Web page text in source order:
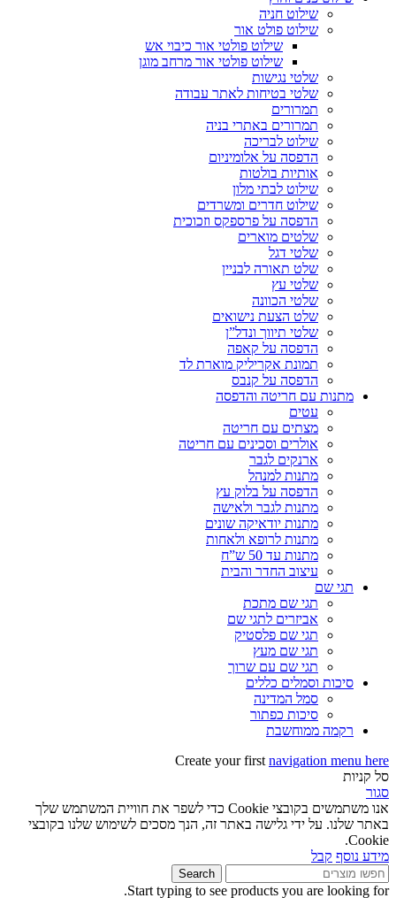
שילוט חניה
שילוט פולט אור
שילוט פולטי אור כיבוי אש
שילוט פולטי אור מרחב מוגן
שלטי נגישות
שלטי בטיחות לאתר עבודה
תמרורים
תמרורים באתרי בניה
שילוט לבריכה
הדפסה על אלומיניום
אותיות בולטות
שילוט לבתי מלון
שילוט חדרים ומשרדים
הדפסה על פרספקס וזכוכית
שלטים מוארים
שלטי דגל
שלט תאורה לבניין
שלטי עץ
שלטי הכוונה
שלט הצעת נישואים
שלטי תיווך ונדל”ן
הדפסה על קאפה
תמונת אקריליק מוארת לד
הדפסה על קנבס
מתנות עם חריטה והדפסה
עטים
מצתים עם חריטה
אולרים וסכינים עם חריטה
ארנקים לגבר
מתנות למנהל
הדפסה על בלוק עץ
מתנות לגבר ולאישה
מתנות יודאיקה שונים
מתנות לרופא ולאחות
מתנות עד 50 ש”ח
עיצוב החדר והבית
תגי שם
תגי שם מתכת
אביזרים לתגי שם
תגי שם פלסטיק
תגי שם מעץ
תגי שם עם שרוך
סיכות וסמלים כללים
סמל המדינה
סיכות כפתור
רקמה ממוחשבת
Create your first navigation menu here
סל קניות
סגור
אנו משתמשים בקובצי Cookie כדי לשפר את חוויית המשתמש שלך
באתר שלנו. על ידי גלישה באתר זה, הנך מסכים לשימוש שלנו בקובצי
Cookie.
מידע נוסף קבל
Search
Start typing to see products you are looking for.